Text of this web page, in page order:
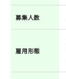
募集人数
雇用形態